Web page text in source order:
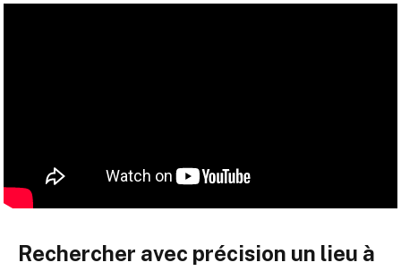
Rechercher avec précision un lieu à